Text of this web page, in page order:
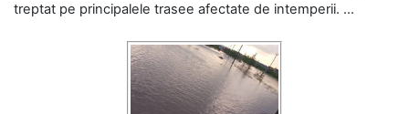
treptat pe principalele trasee afectate de intemperii. ...